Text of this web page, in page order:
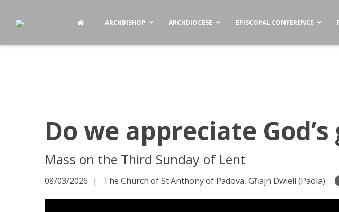
ARCHBISHOP ARCHDIOCESE EPISCOPAL CONFERENCE
Do we appreciate
Mass on the Third Sunday of Lent
08/03/2026 The Church of St Anthony of Padova, Għajn Dwieli (Paola)